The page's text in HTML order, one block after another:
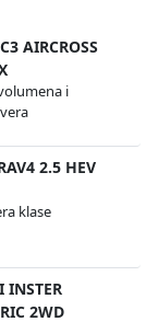
AIRCROSS
i
2.5 HEV
klase
INSTER
2WD